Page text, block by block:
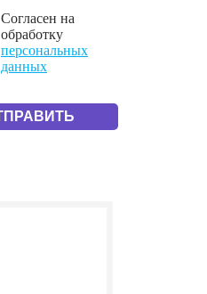
Согласен на
обработку
персональных
данных